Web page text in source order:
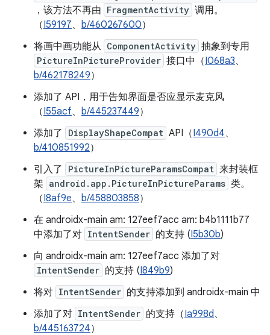
，该方法不再由 FragmentActivity 调用。
（I59197、 b/460267600）
将画中画功能从 ComponentActivity 抽象到专用
PictureInPictureProvider 接口中（I068a3、
b/462178249）
添加了 API，用于告知界面是否应显示麦克风
（I55acf、 b/445237449）
添加了
DisplayShapeCompat API（I490d4、
b/410851992）
引入了
PictureInPictureParamsCompat 来封装框
架 android.app.PictureInPictureParams 类。
（I8af9e、 b/458803858）
在 androidx-main am: 127eef7acc am: b4b1111b77
中添加了对 IntentSender 的支持 (I5b30b)
向 androidx-main am: 127eef7acc 添加了对
IntentSender 的支持 (I849b9)
将对 IntentSender 的支持添加到 androidx-main 中
添加了对 IntentSender 的支持（Ia998d、
b/445163724）